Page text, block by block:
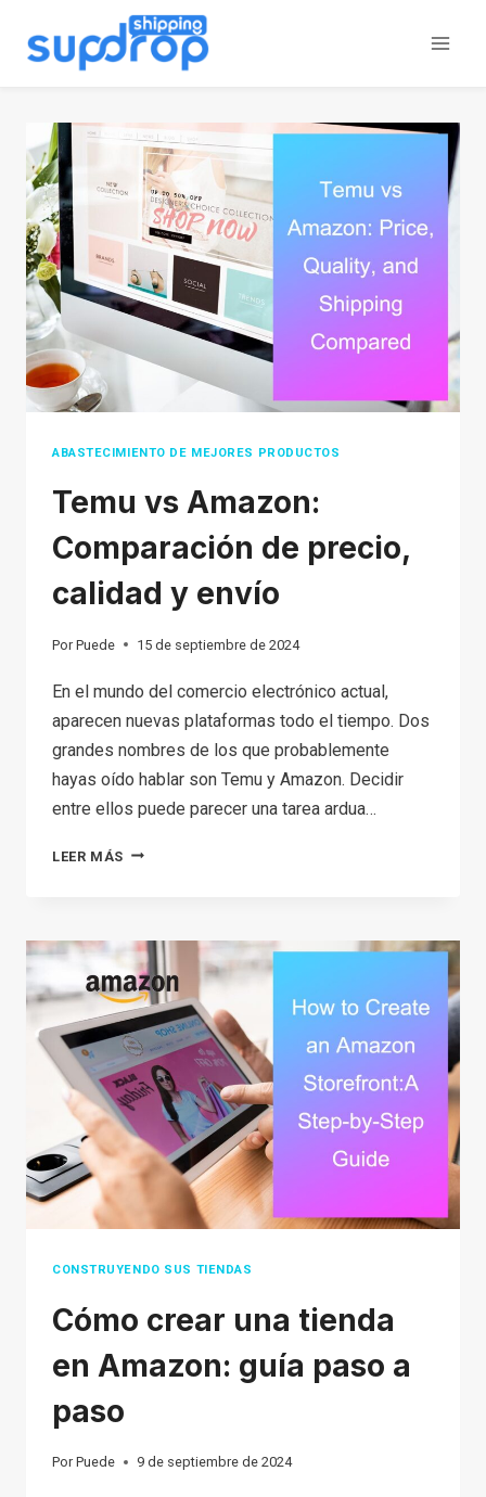
ABASTECIMIENTO DE MEJORES PRODUCTOS
Temu vs Amazon:
Comparación de precio,
calidad y envío
Por Puede 15 de septiembre de 2024
En el mundo del comercio electrónico actual,
aparecen nuevas plataformas todo el tiempo. Dos
grandes nombres de los que probablemente
hayas oído hablar son Temu y Amazon. Decidir
entre ellos puede parecer una tarea ardua…
LEER MÁS TEMU
COMPARACIÓN
DE
PRECIO,
CALIDAD
Y
ENVÍO
CONSTRUYENDO SUS TIENDAS
Cómo crear una tienda
en Amazon: guía paso a
paso
Por Puede 9 de septiembre de 2024